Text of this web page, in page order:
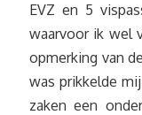
EVZ en 5
waarvoor ik wel
opmerking van
was prikkelde
zaken een